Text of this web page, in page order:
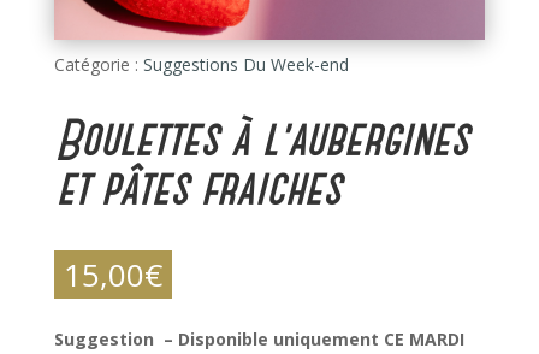
Catégorie : Suggestions Du Week-end
Boulettes à l’aubergines
et pâtes fraiches
15,00€
Suggestion – Disponible uniquement CE MARDI